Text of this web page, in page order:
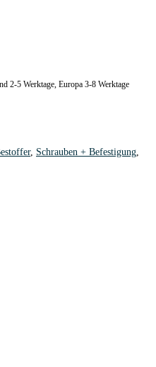
2-5 Werktage, Europa 3-8 Werktage
, Schrauben + Befestigung